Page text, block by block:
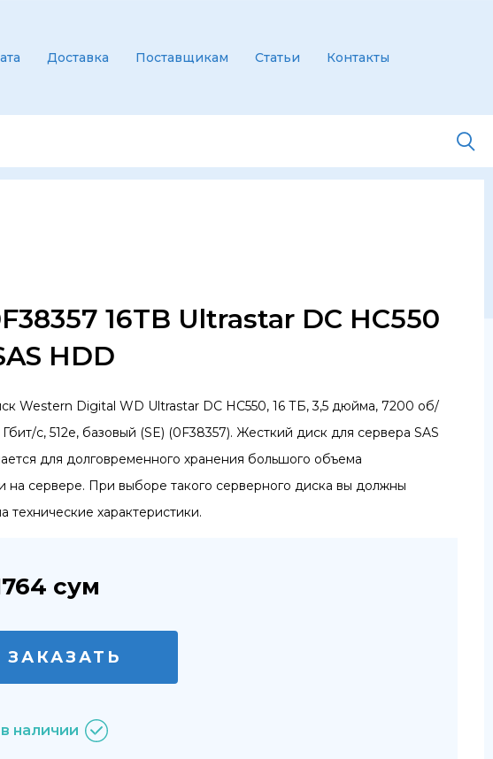
Доставка Поставщикам Статьи Контакты
16TB Ultrastar DC HC550
HDD
Western Digital WD Ultrastar DC HC550, 16 ТБ, 3,5 дюйма, 7200 об/
Гбит/с, 512e, базовый (SE) (0F38357). Жесткий диск для сервера SAS
для долговременного хранения большого объема
на сервере. При выборе такого серверного диска вы должны
технические характеристики.
сум
ЗАКАЗАТЬ
наличии